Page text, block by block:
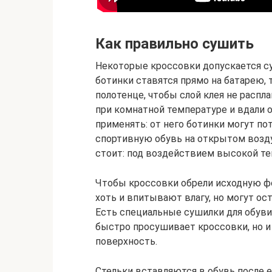
Как правильно сушить
Некоторые кроссовки допускается
ботинки ставятся прямо на батарею,
полотенце, чтобы слой клея не
при комнатной температуре и
применять: от него ботинки могут
спортивную обувь на открытом
стоит: под воздействием высокой
Чтобы кроссовки обрели исходную
хоть и впитывают влагу, но могут
Есть специальные сушилки для
быстро просушивает кроссовки, но
поверхность.